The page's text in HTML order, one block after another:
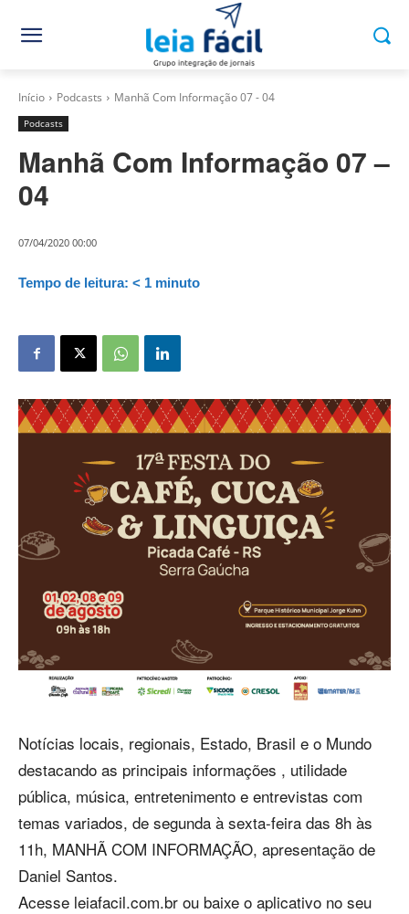
Início Podcasts Manhã Com Informação 07 - 04
Podcasts
Manhã Com Informação 07 –
04
07/04/2020 00:00
Tempo de leitura: < 1 minuto
Notícias locais, regionais, Estado, Brasil e o Mundo
destacando as principais informações , utilidade
pública, música, entretenimento e entrevistas com
temas variados, de segunda à sexta-feira das 8h às
11h, MANHÃ COM INFORMAÇÃO, apresentação de
Daniel Santos.
Acesse leiafacil.com.br ou baixe o aplicativo no seu